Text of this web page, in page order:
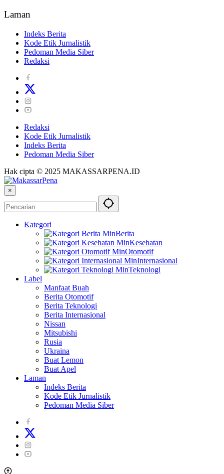
Laman
Indeks Berita
Kode Etik Jurnalistik
Pedoman Media Siber
Redaksi
Redaksi
Kode Etik Jurnalistik
Indeks Berita
Pedoman Media Siber
Hak cipta © 2025 MAKASSARPENA.ID
×
Kategori
Berita
Kesehatan
Otomotif
Internasional
Teknologi
Label
Manfaat Buah
Berita Otomotif
Berita Teknologi
Berita Internasional
Nissan
Mitsubishi
Rusia
Ukraina
Buat Lemon
Buat Apel
Laman
Indeks Berita
Kode Etik Jurnalistik
Pedoman Media Siber